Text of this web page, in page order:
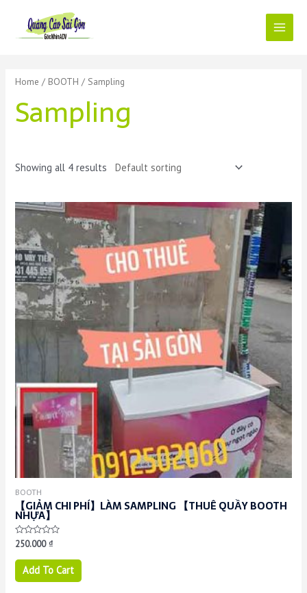
content
Main
Home / BOOTH / Sampling
Sampling
Showing all 4 results
BOOTH
【GIẢM CHI PHÍ】LÀM SAMPLING 【THUÊ QUẦY BOOTH
NHỰA】
Rated
out
250.000₫
Add To Cart